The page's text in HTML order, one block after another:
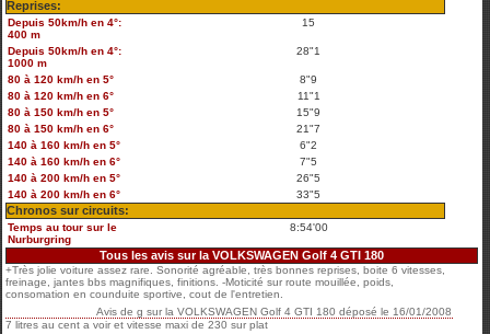
Reprises:
Depuis 50km/h en 4°:
400 m
15
Depuis 50km/h en 4°:
1000 m
28"1
80 à 120 km/h en 5°
8"9
80 à 120 km/h en 6°
11"1
80 à 150 km/h en 5°
15"9
80 à 150 km/h en 6°
21"7
140 à 160 km/h en 5°
6"2
140 à 160 km/h en 6°
7"5
140 à 200 km/h en 5°
26"5
140 à 200 km/h en 6°
33"5
Chronos sur circuits:
Temps au tour sur le
Nurburgring
8:54'00
Tous les avis sur la VOLKSWAGEN Golf 4 GTI 180
+Très jolie voiture assez rare. Sonorité agréable, très bonnes reprises, boite 6 vitesses,
freinage, jantes bbs magnifiques, finitions. -Moticité sur route mouillée, poids,
consomation en counduite sportive, cout de l'entretien.
Avis deg surla VOLKSWAGEN Golf 4 GTI 180 déposé le 16/01/2008
7 litres au cent a voir et vitesse maxi de 230 sur plat